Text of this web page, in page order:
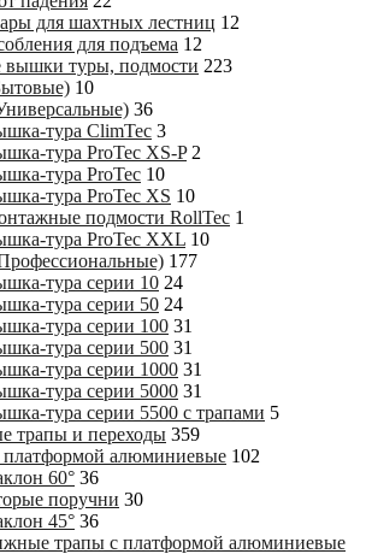
для шахтных лестниц 12
для подъема 12
туры, подмости 223
10
36
тура ClimTec 3
тура ProTec XS-P 2
тура ProTec 10
тура ProTec XS 10
подмости RollTec 1
тура ProTec XXL 10
177
тура cерии 10 24
тура cерии 50 24
тура cерии 100 31
тура cерии 500 31
тура cерии 1000 31
тура cерии 5000 31
тура cерии 5500 с трапами 5
трапы и переходы 359
платформой алюминиевые 102
60° 36
поручни 30
45° 36
трапы с платформой алюминиевые